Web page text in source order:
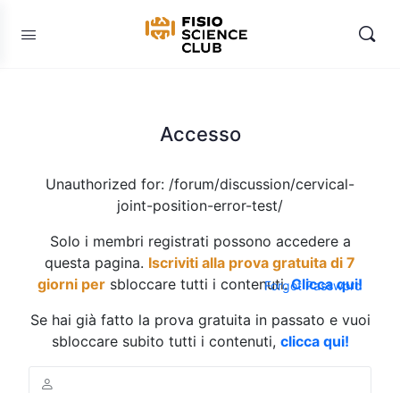
Accesso
Unauthorized for: /forum/discussion/cervical-
joint-position-error-test/
Solo i membri registrati possono accedere a
questa pagina. Iscriviti alla prova gratuita di 7
giorni per sbloccare tutti i contenuti.Clicca qui!
Se hai già fatto la prova gratuita in passato e vuoi
sbloccare subito tutti i contenuti, clicca qui!
Forgot Password